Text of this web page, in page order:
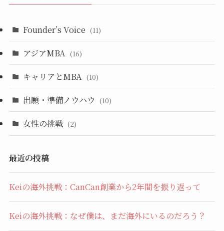
Founder’s Voice (11)
アジアMBA (16)
キャリアとMBA (10)
出願・準備ノウハウ (10)
女性の挑戦 (2)
最近の投稿
Keiの海外挑戦：CanCan創業から2年間を振り返って
Keiの海外挑戦：なぜ僕は、まだ海外にいるのだろう？